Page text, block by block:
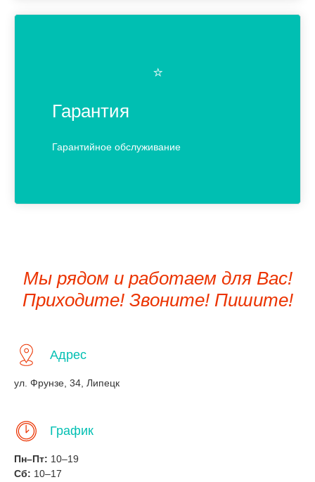
⭐️
Гарантия
Гарантийное обслуживание
Мы рядом и работаем для Вас!
Приходите! Звоните! Пишите!
Адрес
ул. Фрунзе, 34, Липецк
График
Пн–Пт: 10–19
Сб: 10–17